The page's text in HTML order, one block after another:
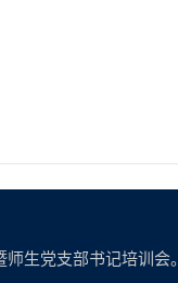
生党支部书记培训会。